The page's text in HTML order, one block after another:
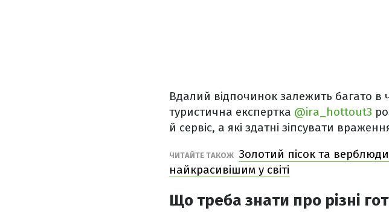
Вдалий відпочинок залежить багато в
туристична експертка @ira_hottout3
й сервіс, а які здатні зіпсувати
ЧИТАЙТЕ ТАКОЖ Золотий пісок та
найкрасивішим у світі
Що треба знати про різні